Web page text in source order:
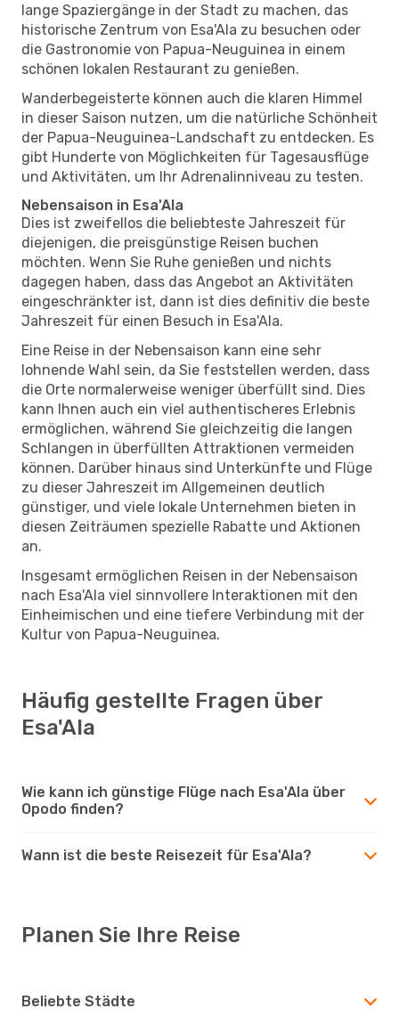
lange Spaziergänge in der Stadt zu machen, das
historische Zentrum von Esa'Ala zu besuchen oder
die Gastronomie von Papua-Neuguinea in einem
schönen lokalen Restaurant zu genießen.
Wanderbegeisterte können auch die klaren Himmel
in dieser Saison nutzen, um die natürliche Schönheit
der Papua-Neuguinea-Landschaft zu entdecken. Es
gibt Hunderte von Möglichkeiten für Tagesausflüge
und Aktivitäten, um Ihr Adrenalinniveau zu testen.
Nebensaison in Esa'Ala
Dies ist zweifellos die beliebteste Jahreszeit für
diejenigen, die preisgünstige Reisen buchen
möchten. Wenn Sie Ruhe genießen und nichts
dagegen haben, dass das Angebot an Aktivitäten
eingeschränkter ist, dann ist dies definitiv die beste
Jahreszeit für einen Besuch in Esa'Ala.
Eine Reise in der Nebensaison kann eine sehr
lohnende Wahl sein, da Sie feststellen werden, dass
die Orte normalerweise weniger überfüllt sind. Dies
kann Ihnen auch ein viel authentischeres Erlebnis
ermöglichen, während Sie gleichzeitig die langen
Schlangen in überfüllten Attraktionen vermeiden
können. Darüber hinaus sind Unterkünfte und Flüge
zu dieser Jahreszeit im Allgemeinen deutlich
günstiger, und viele lokale Unternehmen bieten in
diesen Zeiträumen spezielle Rabatte und Aktionen
an.
Insgesamt ermöglichen Reisen in der Nebensaison
nach Esa'Ala viel sinnvollere Interaktionen mit den
Einheimischen und eine tiefere Verbindung mit der
Kultur von Papua-Neuguinea.
Häufig gestellte Fragen über
Esa'Ala
Wie kann ich günstige Flüge nach Esa'Ala über
Opodo finden?
Wann ist die beste Reisezeit für Esa'Ala?
Planen Sie Ihre Reise
Beliebte Städte